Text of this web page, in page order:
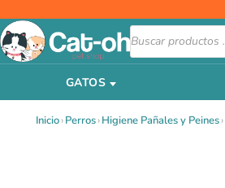
al
contenido
Búsqueda
de
productos
GATOS
Inicio›Perros›Higiene Pañales y Peines›